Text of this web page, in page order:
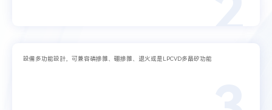
設備多功能設計，可兼容磷摻雜、硼摻雜、退火或是LPCVD多晶矽功能